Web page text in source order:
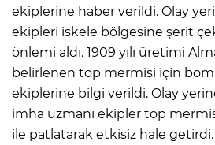
ekiplerine haber verildi. Olay
ekipleri iskele bölgesine şerit
önlemi aldı. 1909 yılı üretimi
belirlenen top mermisi için
ekiplerine bilgi verildi. Olay
imha uzmanı ekipler top
ile patlatarak etkisiz hale getirdi.